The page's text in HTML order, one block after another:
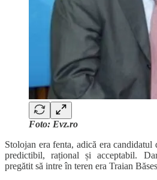
Foto: Evz.ro
Stolojan era fenta, adică era
predictibil, rațional și acceptabil.
pregătit să intre în teren era Traian